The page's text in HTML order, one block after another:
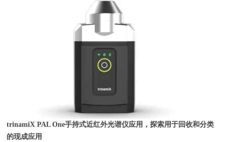
trinamiX PAL One手持式近红外光谱仪应用，探索用于回收和分类
的现成应用